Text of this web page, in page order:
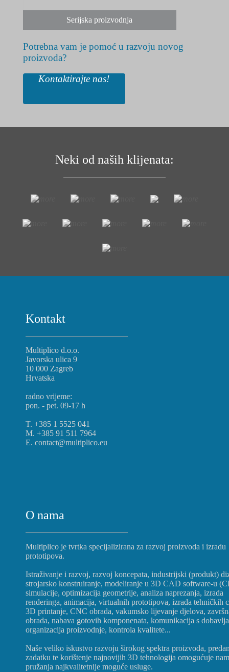
Serijska proizvodnja
Potrebna vam je pomoć u razvoju novog
proizvoda?
Kontaktirajte nas!
Neki od naših klijenata:
Kontakt
Multiplico d.o.o.
Javorska ulica 9
10 000 Zagreb
Hrvatska
radno vrijeme:
pon. - pet. 09-17 h
T. +385 1 5525 041
M. +385 91 511 7964
E. contact@multiplico.eu
O nama
Multiplico je tvrtka specijalizirana za razvoj proizvoda i izradu
prototipova.
Istraživanje i razvoj, razvoj koncepata, industrijski (produkt)
strojarsko konstruiranje, modeliranje u 3D CAD software-u
simulacije, optimizacija geometrije, analiza naprezanja, izrada
renderinga, animacija, virtualnih prototipova, izrada tehničkih
3D printanje, CNC obrada, vakumsko lijevanje djelova,
obrada, nabava gotovih komponenata, komunikacija s
organizacija proizvodnje, kontrola kvalitete...
Naše veliko iskustvo razvoju širokog spektra proizvoda,
zadatku te korištenje najnovijih 3D tehnologija omogućuje nam
pružanja najkvalitetnije moguće usluge.